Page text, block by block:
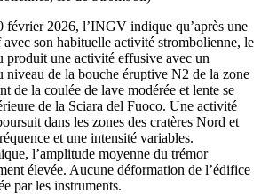
février 2026, l’INGV indique qu’après une
son habituelle activité strombolienne, le
produit une activité effusive avec un
niveau de la bouche éruptive N2 de la zone
de la coulée de lave modérée et lente se
de la Sciara del Fuoco. Une activité
dans les zones des cratères Nord et
et une intensité variables.
l’amplitude moyenne du trémor
élevée. Aucune déformation de l’édifice
par les instruments.